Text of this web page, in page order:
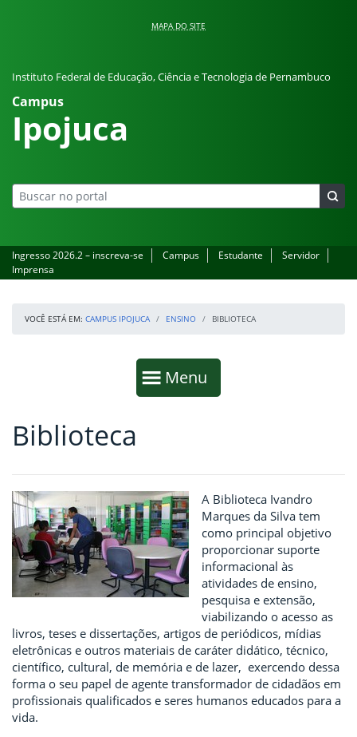
MAPA DO SITE
Instituto Federal de Educação, Ciência e Tecnologia de Pernambuco
Campus
Ipojuca
Ingresso 2026.2 – inscreva-se Campus Estudante
Servidor
Imprensa
VOCÊ ESTÁ EM: CAMPUS IPOJUCA ENSINO BIBLIOTECA
Mostrar
Menu
Fim da navegação
Início do conteúdo
Biblioteca
A Biblioteca Ivandro
Marques da Silva tem
como principal objetivo
proporcionar suporte
informacional às
atividades de ensino,
pesquisa e extensão,
viabilizando o acesso as
livros, teses e dissertações, artigos de periódicos, mídias
eletrônicas e outros materiais de caráter didático, técnico,
científico, cultural, de memória e de lazer, exercendo dessa
forma o seu papel de agente transformador de cidadãos em
profissionais qualificados e seres humanos educados para a
vida.